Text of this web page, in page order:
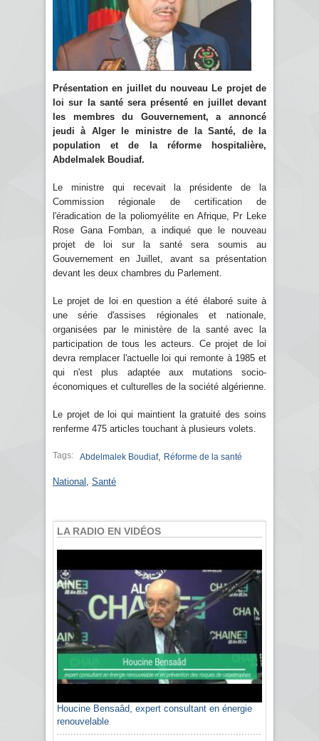
Présentation en juillet du nouveau Le projet de
loi sur la santé sera présenté en juillet devant
les membres du Gouvernement, a annoncé
jeudi à Alger le ministre de la Santé, de la
population et de la réforme hospitalière,
Abdelmalek Boudiaf.
Le ministre qui recevait la présidente de la
Commission régionale de certification de
l'éradication de la poliomyélite en Afrique, Pr Leke
Rose Gana Fomban, a indiqué que le nouveau
projet de loi sur la santé sera soumis au
Gouvernement en Juillet, avant sa présentation
devant les deux chambres du Parlement.
Le projet de loi en question a été élaboré suite à
une série d'assises régionales et nationale,
organisées par le ministère de la santé avec la
participation de tous les acteurs. Ce projet de loi
devra remplacer l'actuelle loi qui remonte à 1985 et
qui n'est plus adaptée aux mutations socio-
économiques et culturelles de la société algérienne.
Le projet de loi qui maintient la gratuité des soins
renferme 475 articles touchant à plusieurs volets.
Tags: Abdelmalek Boudiaf, Réforme de la santé
National Santé
LA RADIO EN VIDÉOS
Houcine Bensaâd, expert consultant en énergie
renouvelable